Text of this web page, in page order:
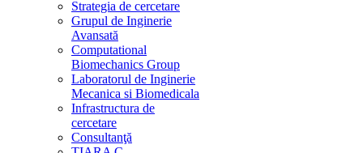
Strategia de cercetare
Grupul de Inginerie
Avansată
Computational
Biomechanics Group
Laboratorul de Inginerie
Mecanica si Biomedicala
Infrastructura de
cercetare
Consultanţă